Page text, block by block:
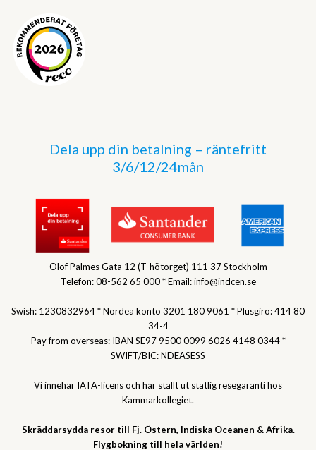
Dela upp din betalning – räntefritt
3/6/12/24mån
Olof Palmes Gata 12 (T-hötorget) 111 37 Stockholm
Telefon: 08-562 65 000 * Email: info@indcen.se
Swish: 1230832964 * Nordea konto 3201 180 9061 * Plusgiro: 414 80
34-4
Pay from overseas: IBAN SE97 9500 0099 6026 4148 0344 *
SWIFT/BIC: NDEASESS
Vi innehar IATA-licens och har ställt ut statlig resegaranti hos
Kammarkollegiet.
Skräddarsydda resor till Fj. Östern, Indiska Oceanen & Afrika.
Flygbokning till hela världen!